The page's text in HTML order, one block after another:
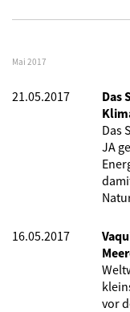
Mai 2017
21.05.2017
Das
Das
JA
16.05.2017
vor